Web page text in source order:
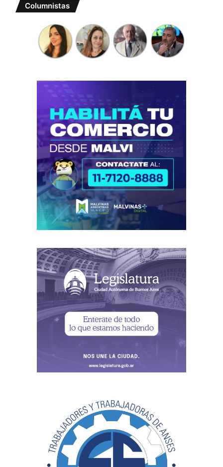
Columnistas